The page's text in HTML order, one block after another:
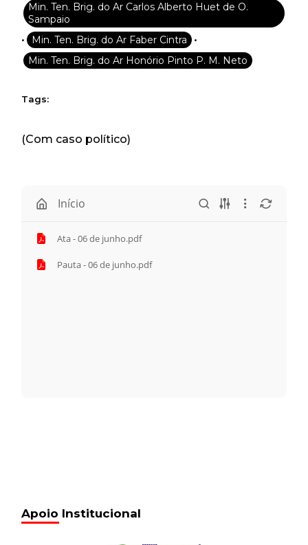
Min. Ten. Brig. do Ar Carlos Alberto Huet de O.
Sampaio
• Min. Ten. Brig. do Ar Faber Cintra •
Min. Ten. Brig. do Ar Honório Pinto P. M. Neto
Tags:
(Com caso político)
Início
Ata - 06 de junho.pdf
Pauta - 06 de junho.pdf
Apoio Institucional